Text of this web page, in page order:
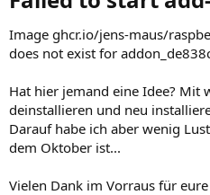
Image ghcr.io/jens-maus/
does not exist for
Hat hier jemand eine Idee? Mit
deinstallieren und neu
Darauf habe ich aber wenig
dem Oktober ist...
Vielen Dank im Vorraus für